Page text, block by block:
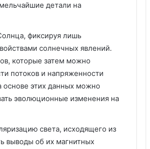
детали на
фиксируя лишь
солнечных явлений.
которые затем можно
потоков и напряженности
основе этих данных можно
эволюционные изменения на
света, исходящего из
выводы об их магнитных